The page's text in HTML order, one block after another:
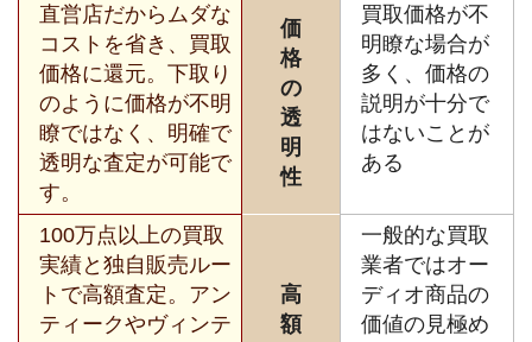
直営店だからムダな
コストを省き、買取
価格に還元。下取り
のように価格が不明
瞭ではなく、明確で
透明な査定が可能で
す。
価
格
の
透
明
性
買取価格が不
明瞭な場合が
多く、価格の
説明が十分で
はないことが
ある
100万点以上の買取
実績と独自販売ルー
トで高額査定。アン
ティークやヴィンテ
高
額
一般的な買取
業者ではオー
ディオ商品の
価値の見極め